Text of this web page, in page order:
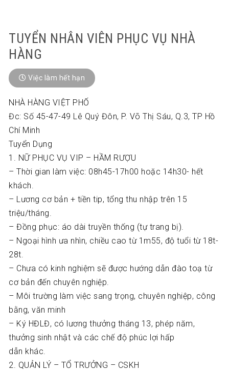
TUYỂN NHÂN VIÊN PHỤC VỤ NHÀ
HÀNG
Việc làm hết hạn
NHÀ HÀNG VIỆT PHỐ
Đc: Số 45-47-49 Lê Quý Đôn, P. Võ Thị Sáu, Q.3, TP Hồ
Chí Minh
Tuyển Dụng
1. NỮ PHỤC VỤ VIP – HẦM RƯỢU
– Thời gian làm việc: 08h45-17h00 hoặc 14h30- hết
khách.
– Lương cơ bản + tiền tip, tổng thu nhập trên 15
triệu/tháng.
– Đồng phục: áo dài truyền thống (tự trang bị).
– Ngoại hình ưa nhìn, chiều cao từ 1m55, độ tuổi từ 18t-
28t.
– Chưa có kinh nghiệm sẽ được hướng dẫn đào toạ từ
cơ bản đến chuyên nghiệp.
– Môi trường làm việc sang trọng, chuyên nghiệp, công
bằng, văn minh
– Ký HĐLĐ, có lương thưởng tháng 13, phép năm,
thưởng sinh nhật và các chế độ phúc lợi hấp
dẫn khác.
2. QUẢN LÝ – TỔ TRƯỞNG – CSKH